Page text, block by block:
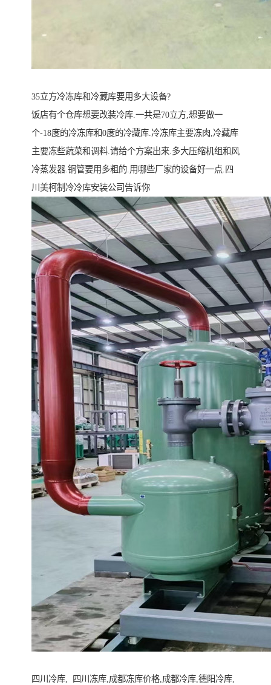
35立方冷冻库和冷藏库要用多大设备?
饭店有个仓库想要改装冷库.一共是70立方,想要做一
个-18度的冷冻库和0度的冷藏库.冷冻库主要冻肉,冷藏库
主要冻些蔬菜和调料.请给个方案出来.多大压缩机组和风
冷蒸发器.铜管要用多粗的.用哪些厂家的设备好一点.四
川美柯制冷冷库安装公司告诉你
四川冷库, 四川冻库,成都冻库价格,成都冷库,德阳冷库,